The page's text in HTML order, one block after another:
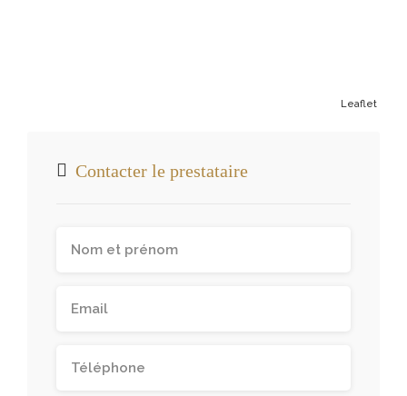
Leaflet
Contacter le prestataire